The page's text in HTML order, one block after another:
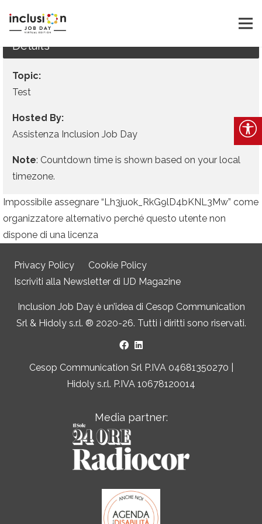
Details
Topic:
Test
Hosted By:
Assistenza Inclusion Job Day
Note: Countdown time is shown based on your local
timezone.
Impossibile assegnare “Lh3juok_RkG9lD4bKNL3Mw” come
organizzatore alternativo perché questo utente non
dispone di una licenza
Privacy Policy
Cookie Policy
Iscriviti alla Newsletter di IJD Magazine
Inclusion Job Day è un’idea di Cesop Communication
Srl& Hidoly s.r.l. ® 2020-26. Tutti i diritti sono riservati.
Cesop Communication Srl P.IVA 04681350270 |
Hidoly s.r.l. P.IVA 10678120014
Media partner: